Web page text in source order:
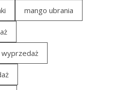
mango ubrania
wyprzedaż